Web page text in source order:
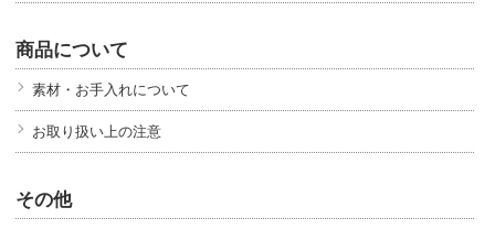
商品について
素材・お手入れについて
お取り扱い上の注意
その他